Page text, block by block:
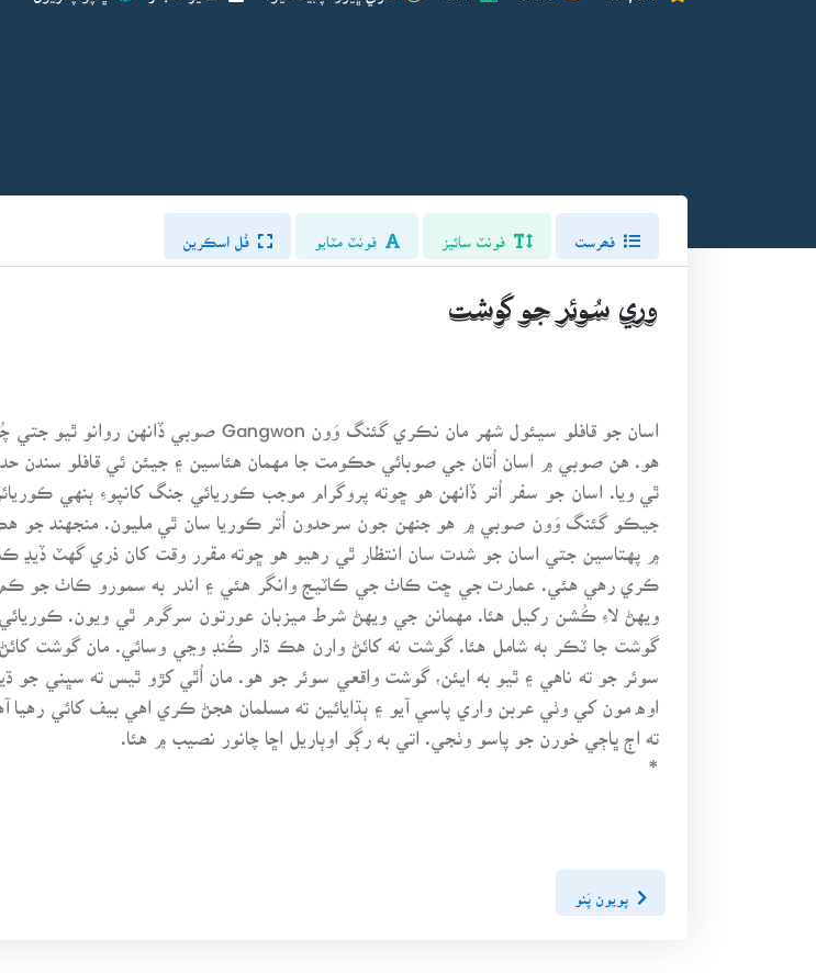
فونٽ سائيز فونٽ مٽايو فُل اسڪرين
وري سُوئر جو گوشت
هو. هن صوبي ۾ اسان اُتان جي صوبائي حڪومت جا مهمان هئاسين ۽ جيئن ئي قافلو سندن حدن
جيڪو گئنگ وَون صوبي ۾ هو جنهن جون سرحدون اُتر ڪوريا سان ٿي مليون. منجهند جو
۾ پهتاسين جتي اسان جو شدت سان انتظار ٿي رهيو هو ڇوته مقرر وقت کان ذري گهٽ
ڪري رهي هئي. عمارت جي ڇت ڪاٺ جي ڪاٽيج وانگر هئي ۽ اندر به سمورو ڪاٺ جو ڪم
ويهڻ لاءِ ڪُشن رکيل هئا. مهمانن جي ويهڻ شرط ميزبان عورتون سرگرم ٿي ويون.
گوشت جا ٽڪر به شامل هئا. گوشت نه کائڻ وارن هڪ ڌار ڪُنڊ وڃي وسائي. مان گوشت
سوئر جو ته ناهي ۽ ٿيو به ايئن، گوشت واقعي سوئر جو هو. مان اُٿي کڙو ٿيس ته سڀني جو
اوه مون کي وٺي عربن واري پاسي آيو ۽ ٻڌايائين ته مسلمان هجڻ ڪري اهي بيف کائي
ته اڄ ڀاڄي خورن جو پاسو وٺجي. اتي به رڳو اوٻاريل اڇا چانور نصيب ۾ هئا.
*
پويون پَنو